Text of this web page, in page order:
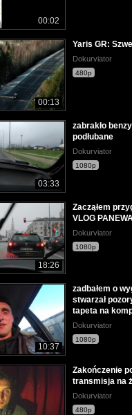
00:02
00:13
Yaris GR:
Dokurviator
480p
03:33
zabrakło
podłubane
Dokurviator
1080p
18:26
Zacząłem
VLOG
Dokurviator
1080p
10:37
zadbałem o
stwarzał
tapeta na
Dokurviator
1080p
Zakończenie
transmisja na
Dokurviator
480p